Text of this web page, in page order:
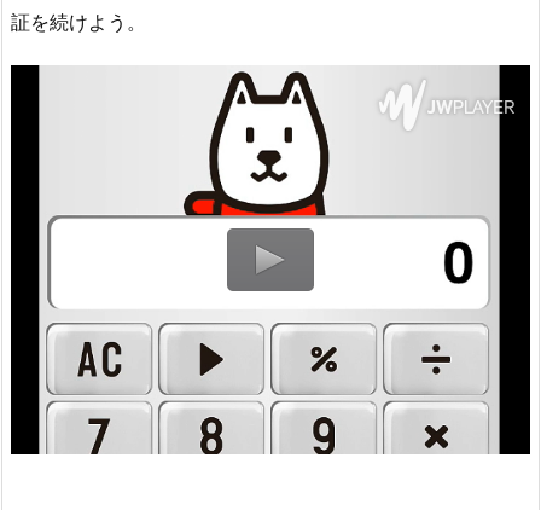
証を続けよう。